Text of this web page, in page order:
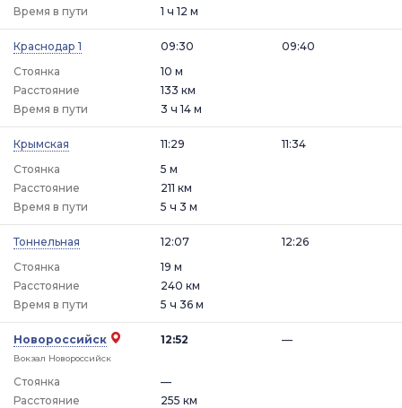
Время в пути
1 ч 12 м
Краснодар 1
09:30
Стоянка
10 м
09:40
Расстояние
133 км
Время в пути
3 ч 14 м
Крымская
11:29
Стоянка
5 м
11:34
Расстояние
211 км
Время в пути
5 ч 3 м
Тоннельная
12:07
Стоянка
19 м
12:26
Расстояние
240 км
Время в пути
5 ч 36 м
Новороссийск
Вокзал Новороссийск
12:52
Стоянка —
—
Расстояние
255 км